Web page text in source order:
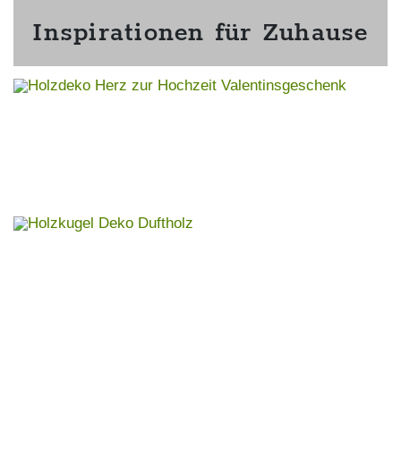
Inspirationen für Zuhause